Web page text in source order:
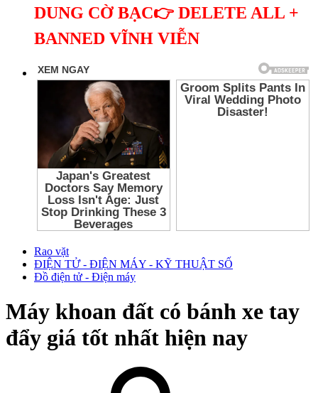
DUNG CỜ BẠC👉 DELETE ALL +
BANNED VĨNH VIỄN
Rao vặt
ĐIỆN TỬ - ĐIỆN MÁY - KỸ THUẬT SỐ
Đồ điện tử - Điện máy
Máy khoan đất có bánh xe tay
đẩy giá tốt nhất hiện nay